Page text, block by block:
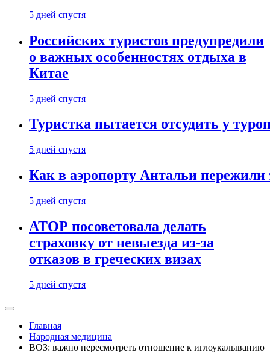
5 дней спустя
Российских туристов предупредили
о важных особенностях отдыха в
Китае
5 дней спустя
Туристка пытается отсудить у
5 дней спустя
Как в аэропорту Антальи
5 дней спустя
АТОР посоветовала делать
страховку от невыезда из-за
отказов в греческих визах
5 дней спустя
Главная
Народная медицина
ВОЗ: важно пересмотреть отношение к иглоукалыванию